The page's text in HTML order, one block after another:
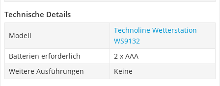
Technische Details
Modell
Technoline Wetterstation
WS9132
Batterien erforderlich
2 x AAA
Weitere Ausführungen
Keine